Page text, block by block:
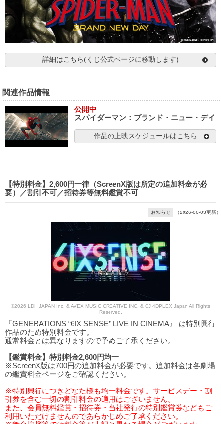
詳細はこちら(くじ公式ページに移動します)
関連作品情報
公開中
スパイダーマン：ブランド・ニュー・デイ
作品の上映スケジュールはこちら
【特別料金】2,600円一律（ScreenX版は所定の追加料金が必
要）／割引不可／招待券等無料鑑賞不可
お知らせ （2026-06-03更新）
©2026 LDH JAPAN Inc. & AVEX MUSIC CREATIVE INC. & CJ 4DPLEX Japan All Rights
Reserved.
『GENERATIONS “6IX SENSE” LIVE IN CINEMA』 は特別興行
作品のため特別料金です。
通常料金とは異なりますので予めご了承ください。
【鑑賞料金】特別料金2,600円均一
※ScreenX版は700円の追加料金が必要です。追加料金は各劇場
の鑑賞料金ページをご確認ください。
※特別興行につきどなた様も均一料金です。サービスデー・割
引券を含む一切の割引料金の適用はございません。
また、会員無料鑑賞・招待券・当社発行の特別鑑賞券などもご
利用いただけませんのであらかじめご了承ください。